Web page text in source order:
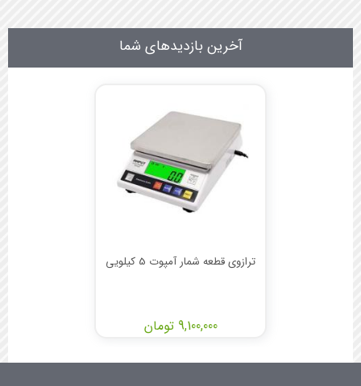
آخرین بازدیدهای شما
ترازوی قطعه شمار آمپوت 5 کیلویی
9,100,000 تومان